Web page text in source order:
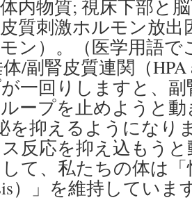
内物質; 視床下部と
質刺激ホルモン放出
ン）。（医学用語
/副腎皮質連関（
一回りしますと、
ープを止めようと動
を抑えるようになり
反応を抑え込もう
て、私たちの体は「
）」を維持していま